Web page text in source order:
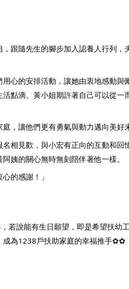
跟隨先生的腳步加入認養人行列，
心的安排活動，讓她由衷地感動與
點滴。黃小姐期許著自己可以從一
，讓他們更有勇氣與動力邁向美好
相見歡，與小宏有正向的互動和回
姨的關心無時無刻陪伴著他一樣。
的感謝！」
若說能有生日願望，即是希望扶幼
成為1238戶扶助家庭的幸福推手✿✿